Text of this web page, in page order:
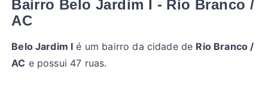
Bairro Belo Jardim I - Rio Branco /
AC
Belo Jardim I é um bairro da cidade de Rio Branco /
AC e possui 47 ruas.